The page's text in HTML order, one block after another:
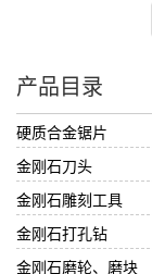
产品目录
硬质合金锯片
金刚石刀头
金刚石雕刻工具
金刚石打孔钻
金刚石磨轮、磨块